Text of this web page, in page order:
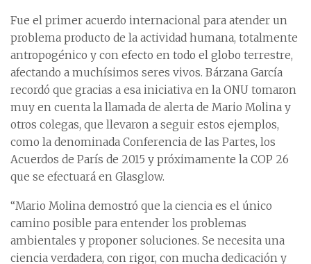
Fue el primer acuerdo internacional para atender un
problema producto de la actividad humana, totalmente
antropogénico y con efecto en todo el globo terrestre,
afectando a muchísimos seres vivos. Bárzana García
recordó que gracias a esa iniciativa en la ONU tomaron
muy en cuenta la llamada de alerta de Mario Molina y
otros colegas, que llevaron a seguir estos ejemplos,
como la denominada Conferencia de las Partes, los
Acuerdos de París de 2015 y próximamente la COP 26
que se efectuará en Glasglow.
“Mario Molina demostró que la ciencia es el único
camino posible para entender los problemas
ambientales y proponer soluciones. Se necesita una
ciencia verdadera, con rigor, con mucha dedicación y